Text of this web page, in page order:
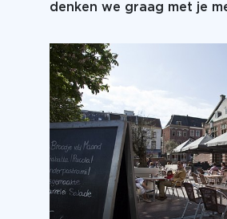
denken we graag met je